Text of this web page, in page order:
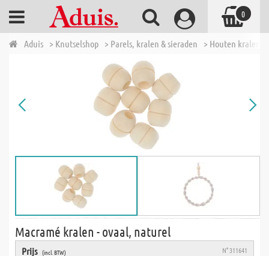
Aduis > Knutselshop > Parels, kralen & sieraden > Houten kralen
Macramé kralen - ovaal, naturel
Prijs (incl. BTW) N° 311641
0